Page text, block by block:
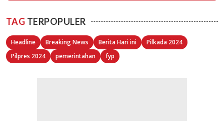
TAG TERPOPULER
Headline Breaking News Berita Hari ini
Pilkada 2024
Pilpres 2024
pemerintahan fyp